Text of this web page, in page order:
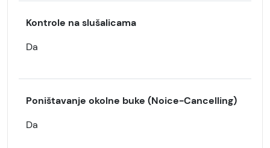
Kontrole na slušalicama
Da
Poništavanje okolne buke (Noice-Cancelling)
Da